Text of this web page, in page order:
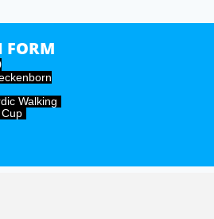
FORM
Walking